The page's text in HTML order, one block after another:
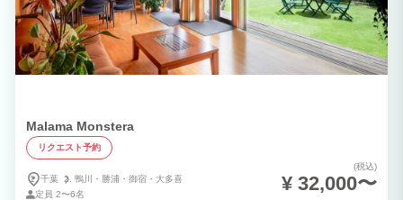
Malama Monstera
リクエスト予約
千葉 鴨川・ 勝浦・ 御宿・ 大多喜
定員 2〜6名
(税込)
¥ 32,000〜